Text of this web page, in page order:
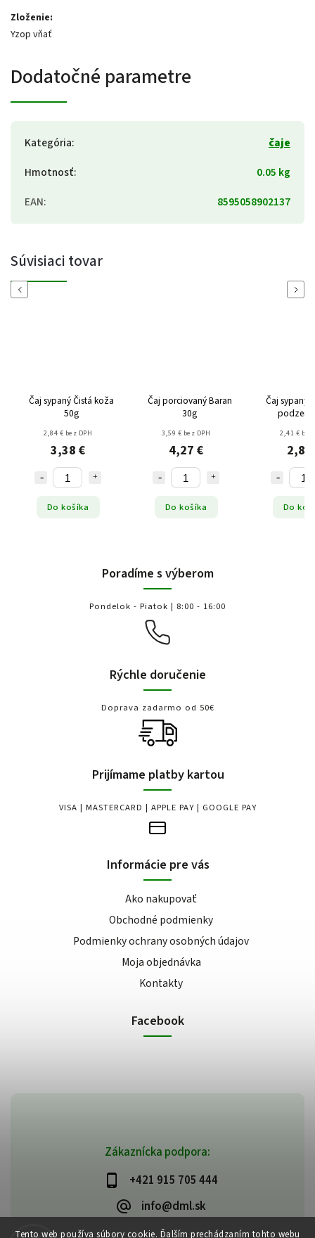
Tento web používa súbory cookie. Ďalším prechádzaním tohto webu
Zloženie:
Yzop vňať
Dodatočné parametre
Kategória:
čaje
Hmotnosť:
0.05 kg
EAN: 8595058902137
Súvisiaci tovar
Previous
Čaj sypaný Čistá koža
50g
2,84 € bez DPH
3,38 €
Do košíka
Čaj porciovaný Baran
30g
3,59 € bez DPH
4,27 €
Do košíka
Čaj sypaný
2,41 € bez
2,87
Do
Next
Zákaznícka podpora:
+421 915 705 444
info@dml.sk
Poradíme s výberom
Pondelok - Piatok | 8:00 - 16:00
Rýchle doručenie
Doprava zadarmo od 50€
Prijímame platby kartou
VISA | MASTERCARD | APPLE PAY | GOOGLE PAY
Informácie pre vás
Ako nakupovať
Obchodné podmienky
Podmienky ochrany osobných údajov
Moja objednávka
Kontakty
Facebook